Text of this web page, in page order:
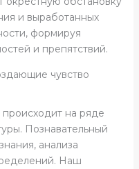
и выработанных
формируя
и препятствий.
чувство
на ряде
Познавательный
анализа
Наш